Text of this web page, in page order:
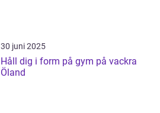
30 juni 2025
Håll dig i form på gym på vackra
Öland